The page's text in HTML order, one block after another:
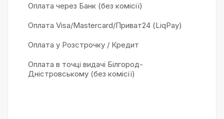
Оплата через Банк (без комісії)
Оплата Visa/Mastercard/Приват24 (LiqPay)
Оплата у Розстрочку / Кредит
Оплата в точці видачі Білгород-
Дністровському (без комісії)